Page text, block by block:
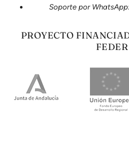
Soporte por WhatsApp:
PROYECTO
FEDER